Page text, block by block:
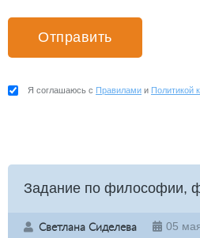
Я соглашаюсь с Правилами и Политикой
Задание по философии,
Светлана Сиделева 05